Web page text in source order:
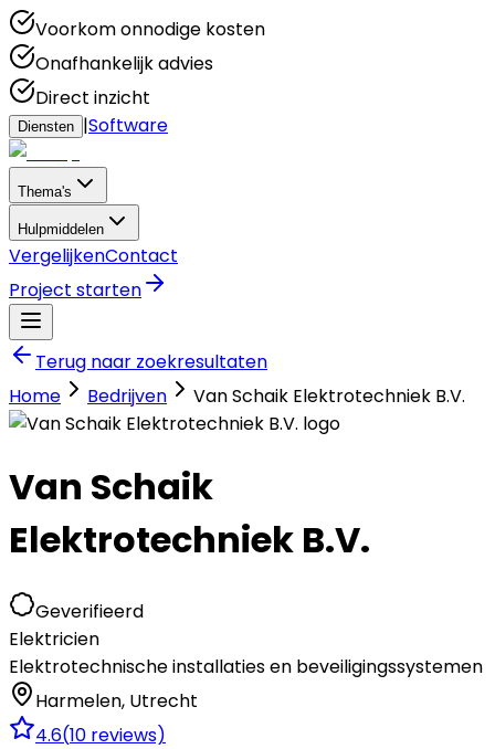
Voorkom onnodige kosten
Onafhankelijk advies
Direct inzicht
Diensten |Software
Thema's
Hulpmiddelen
VergelijkenContact
Project starten
Terug naar zoekresultaten
Home
Bedrijven Van Schaik Elektrotechniek B.V.
Van Schaik
Elektrotechniek B.V.
Geverifieerd
Elektricien
Elektrotechnische installaties en beveiligingssystemen
Harmelen, Utrecht
4.6(10 reviews)